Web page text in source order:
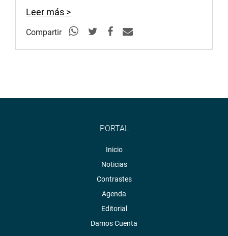
Heraldo:goo.gl/Ty5Tto
Portal: http://www.congreso.gob.pe/
Leer más >
Compartir
PORTAL
Inicio
Noticias
Contrastes
Agenda
Editorial
Damos Cuenta